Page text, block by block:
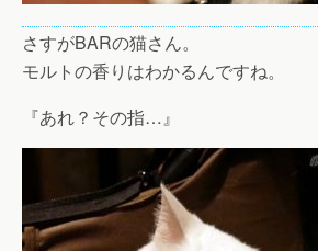
さすがBARの猫さん。
モルトの香りはわかるんですね。
『あれ？その指…』